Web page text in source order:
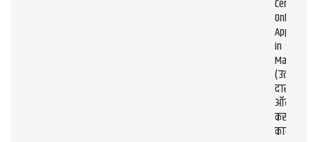
Certificate
Online
Apply
in
(उत्पन्न
दाखला
ऑनलाइन
कसे
काढावे?)